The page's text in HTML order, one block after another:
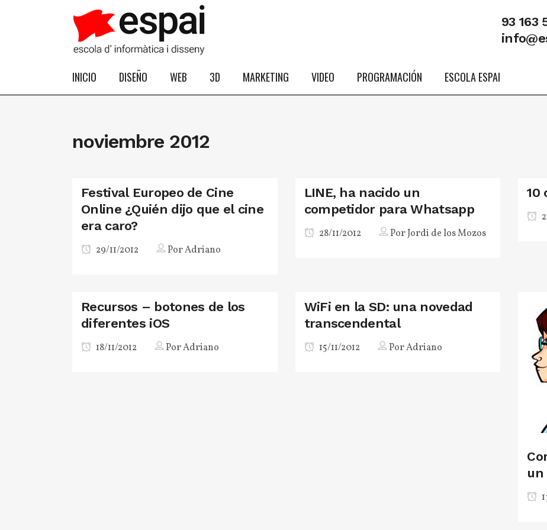
93 163
INICIO DISEÑO WEB 3D MARKETING VIDEO PROGRAMACIÓN ESCOLA ESPAI
noviembre 2012
Festival Europeo de Cine
Online ¿Quién dijo que el cine
era caro?
29/11/2012 PorAdriano
LINE, ha nacido un
competidor para Whatsapp
28/11/2012 PorJordi de los Mozos
10
Recursos – botones de los
diferentes iOS
18/11/2012 PorAdriano
WiFi en la SD: una novedad
transcendental
15/11/2012 PorAdriano
un